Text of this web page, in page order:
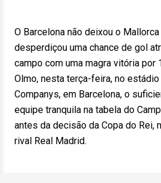
O Barcelona não deixou o
desperdiçou uma chance de gol
campo com uma magra vitória por
Olmo, nesta terça-feira, no
Companys, em Barcelona, o
equipe tranquila na tabela do
antes da decisão da Copa do Rei,
rival Real Madrid.